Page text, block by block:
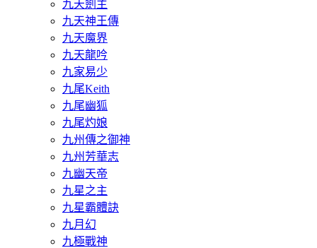
九天劍主
九天神王傳
九天魔界
九天龍吟
九家易少
九尾Keith
九尾幽狐
九尾灼娘
九州傳之御神
九州芳華志
九幽天帝
九星之主
九星霸體訣
九月幻
九極戰神